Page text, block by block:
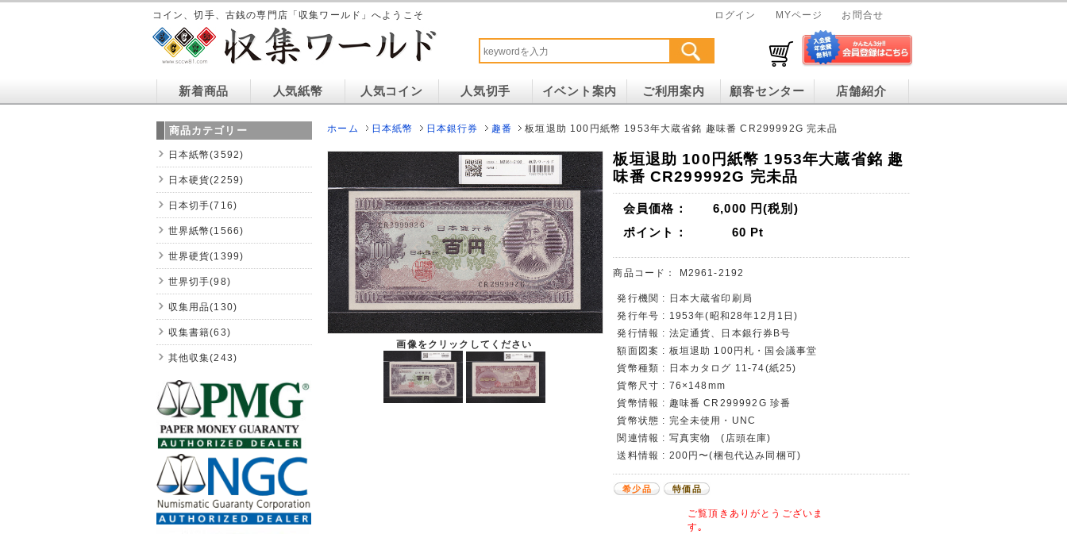
コイン、切手、古銭の専門店「収集ワールド」へようこそ ログイン MYページ お問合せ
新着商品 人気紙幣 人気コイン 人気切手 イベント案内 ご利用案内 顧客センター 店舗紹介
ホーム 日本紙幣 日本銀行券 趣番 板垣退助 100円紙幣 1953年大蔵省銘 趣味番 CR299992G 完未品
画像をクリックしてください
板垣退助 100円紙幣 1953年大蔵省銘 趣
味番 CR299992G 完未品
会員価格： 6,000 円(税別)
ポイント：
60 Pt
商品コード： M2961-2192
発行機関 : 日本大蔵省印刷局
発行年号 : 1953年(昭和28年12月1日)
発行情報 : 法定通貨、日本銀行券B号
額面図案 : 板垣退助 100円札・国会議事堂
貨幣種類 : 日本カタログ 11-74(紙25)
貨幣尺寸 : 76×148mm
貨幣情報 : 趣味番 CR299992G 珍番
貨幣状態 : 完全未使用・UNC
関連情報 : 写真実物 (店頭在庫)
送料情報 : 200円〜(梱包代込み同梱可)
希少品 特価品
ご覧頂きありがとうございま
す｡
商品カテゴリー
日本紙幣(3592)
日本硬貨(2259)
日本切手(716)
世界紙幣(1566)
世界硬貨(1399)
世界切手(98)
収集用品(130)
収集書籍(63)
其他収集(243)